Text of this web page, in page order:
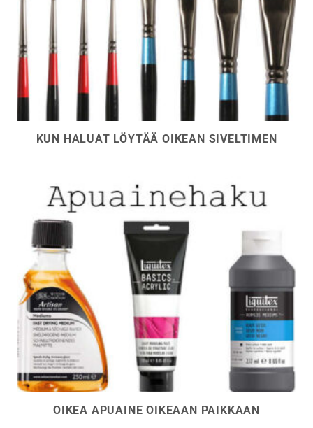
KUN HALUAT LÖYTÄÄ OIKEAN SIVELTIMEN
OIKEA APUAINE OIKEAAN PAIKKAAN